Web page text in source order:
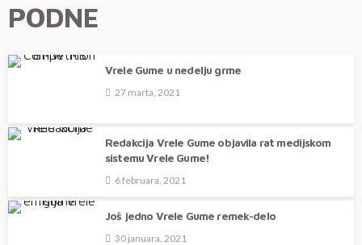
PODNE
Vrele Gume u nedelju grme
27 marta, 2021
Redakcija Vrele Gume objavila rat medijskom
sistemu Vrele Gume!
6 februara, 2021
Još jedno Vrele Gume remek-delo
30 januara, 2021